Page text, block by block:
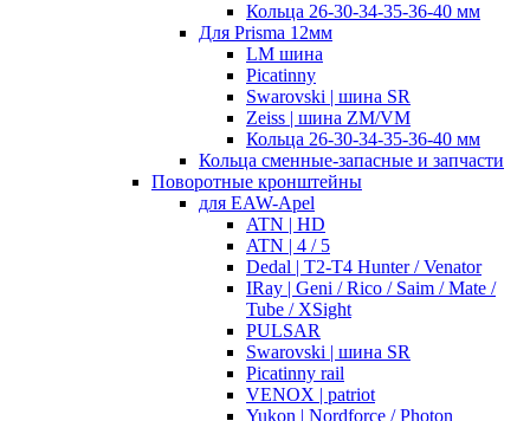
Кольца 26-30-34-35-36-40 мм
Для Prisma 12мм
LM шина
Picatinny
Swarovski | шина SR
Zeiss | шина ZM/VM
Кольца 26-30-34-35-36-40 мм
Кольца сменные-запасные и запчасти
Поворотные кронштейны
для EAW-Apel
ATN | HD
ATN | 4 / 5
Dedal | T2-T4 Hunter / Venator
IRay | Geni / Rico / Saim / Mate /
Tube / XSight
PULSAR
Swarovski | шина SR
Picatinny rail
VENOX | patriot
Yukon | Nordforce / Photon